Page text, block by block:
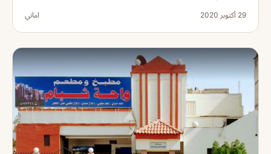
29 أكتوبر 2020 اماني